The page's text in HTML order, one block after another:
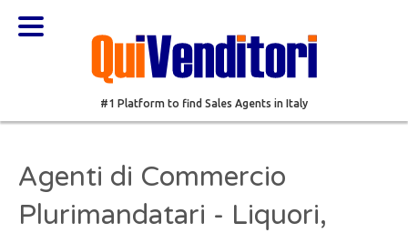
#1 Platform to find Sales Agents in Italy
Agenti di Commercio
Plurimandatari - Liquori,